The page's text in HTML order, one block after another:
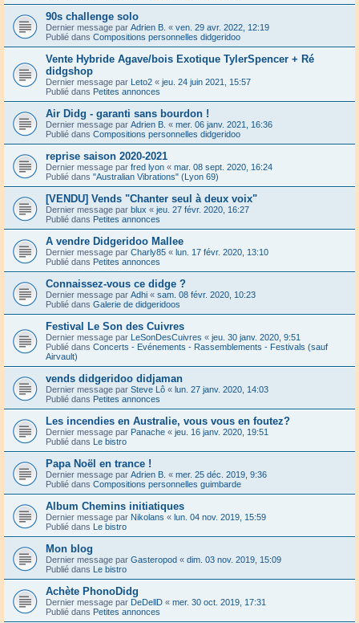
90s challenge solo
Dernier message par Adrien B. « ven. 29 avr. 2022, 12:19
Publié dans Compositions personnelles didgeridoo
Vente Hybride Agave/bois Exotique TylerSpencer + Ré
didgshop
Dernier message par Leto2 « jeu. 24 juin 2021, 15:57
Publié dans Petites annonces
Air Didg - garanti sans bourdon !
Dernier message par Adrien B. « mer. 06 janv. 2021, 16:36
Publié dans Compositions personnelles didgeridoo
reprise saison 2020-2021
Dernier message par fred lyon « mar. 08 sept. 2020, 16:24
Publié dans "Australian Vibrations" (Lyon 69)
[VENDU] Vends "Chanter seul à deux voix"
Dernier message par blux « jeu. 27 févr. 2020, 16:27
Publié dans Petites annonces
A vendre Didgeridoo Mallee
Dernier message par Charly85 « lun. 17 févr. 2020, 13:10
Publié dans Petites annonces
Connaissez-vous ce didge ?
Dernier message par Adhi « sam. 08 févr. 2020, 10:23
Publié dans Galerie de didgeridoos
Festival Le Son des Cuivres
Dernier message par LeSonDesCuivres « jeu. 30 janv. 2020, 9:51
Publié dans Concerts - Evénements - Rassemblements - Festivals (sauf
Airvault)
vends didgeridoo didjaman
Dernier message par Steve Lô « lun. 27 janv. 2020, 14:03
Publié dans Petites annonces
Les incendies en Australie, vous vous en foutez?
Dernier message par Panache « jeu. 16 janv. 2020, 19:51
Publié dans Le bistro
Papa Noël en trance !
Dernier message par Adrien B. « mer. 25 déc. 2019, 9:36
Publié dans Compositions personnelles guimbarde
Album Chemins initiatiques
Dernier message par Nikolans « lun. 04 nov. 2019, 15:59
Publié dans Le bistro
Mon blog
Dernier message par Gasteropod « dim. 03 nov. 2019, 15:09
Publié dans Le bistro
Achète PhonoDidg
Dernier message par DeDellD « mer. 30 oct. 2019, 17:31
Publié dans Petites annonces